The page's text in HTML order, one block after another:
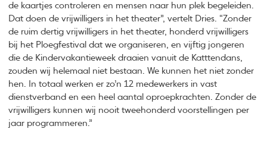
de kaartjes controleren en mensen naar hun plek begeleiden.
Dat doen de vrijwilligers in het theater”, vertelt Dries. “Zonder
de ruim dertig vrijwilligers in het theater, honderd vrijwilligers
bij het Ploegfestival dat we organiseren, en vijftig jongeren
die de Kindervakantieweek draaien vanuit de Katttendans,
zouden wij helemaal niet bestaan. We kunnen het niet zonder
hen. In totaal werken er zo’n 12 medewerkers in vast
dienstverband en een heel aantal oproepkrachten. Zonder de
vrijwilligers kunnen wij nooit tweehonderd voorstellingen per
jaar programmeren.”